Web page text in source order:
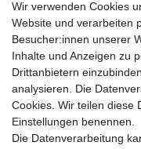
Zahlung
Vorkasse /
Rechnungskauf
PayPal (inkl. Kreditkarten)
Wir verwenden Cookies
Website und verarbeiten
Besucher:innen unserer
Inhalte und Anzeigen zu
Drittanbietern
analysieren. Die
Cookies. Wir teilen diese
Einstellungen benennen.
Die Datenverarbeitung